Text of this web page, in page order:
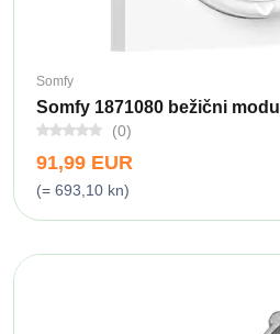
Somfy
Somfy 1871080 bežični modul
(0)
91,99 EUR
(= 693,10 kn)